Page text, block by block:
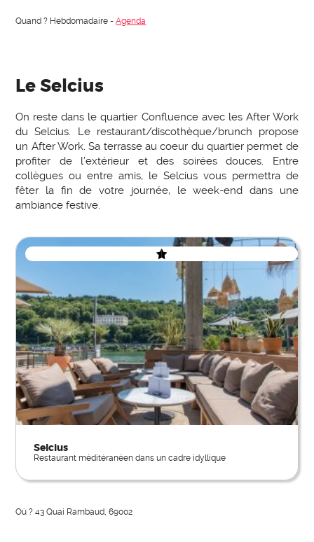
Quand ? Hebdomadaire -Agenda
Le Selcius
On reste dans le quartier Confluence avec les After Work
du Selcius. Le restaurant/discothèque/brunch propose
un After Work. Sa terrasse au coeur du quartier permet de
profiter de l’extérieur et des soirées douces. Entre
collègues ou entre amis, le Selcius vous permettra de
fêter la fin de votre journée, le week-end dans une
ambiance festive.
Selcius
Restaurant méditéranéen dans un cadre idyllique
Où ? 43 Quai Rambaud, 69002